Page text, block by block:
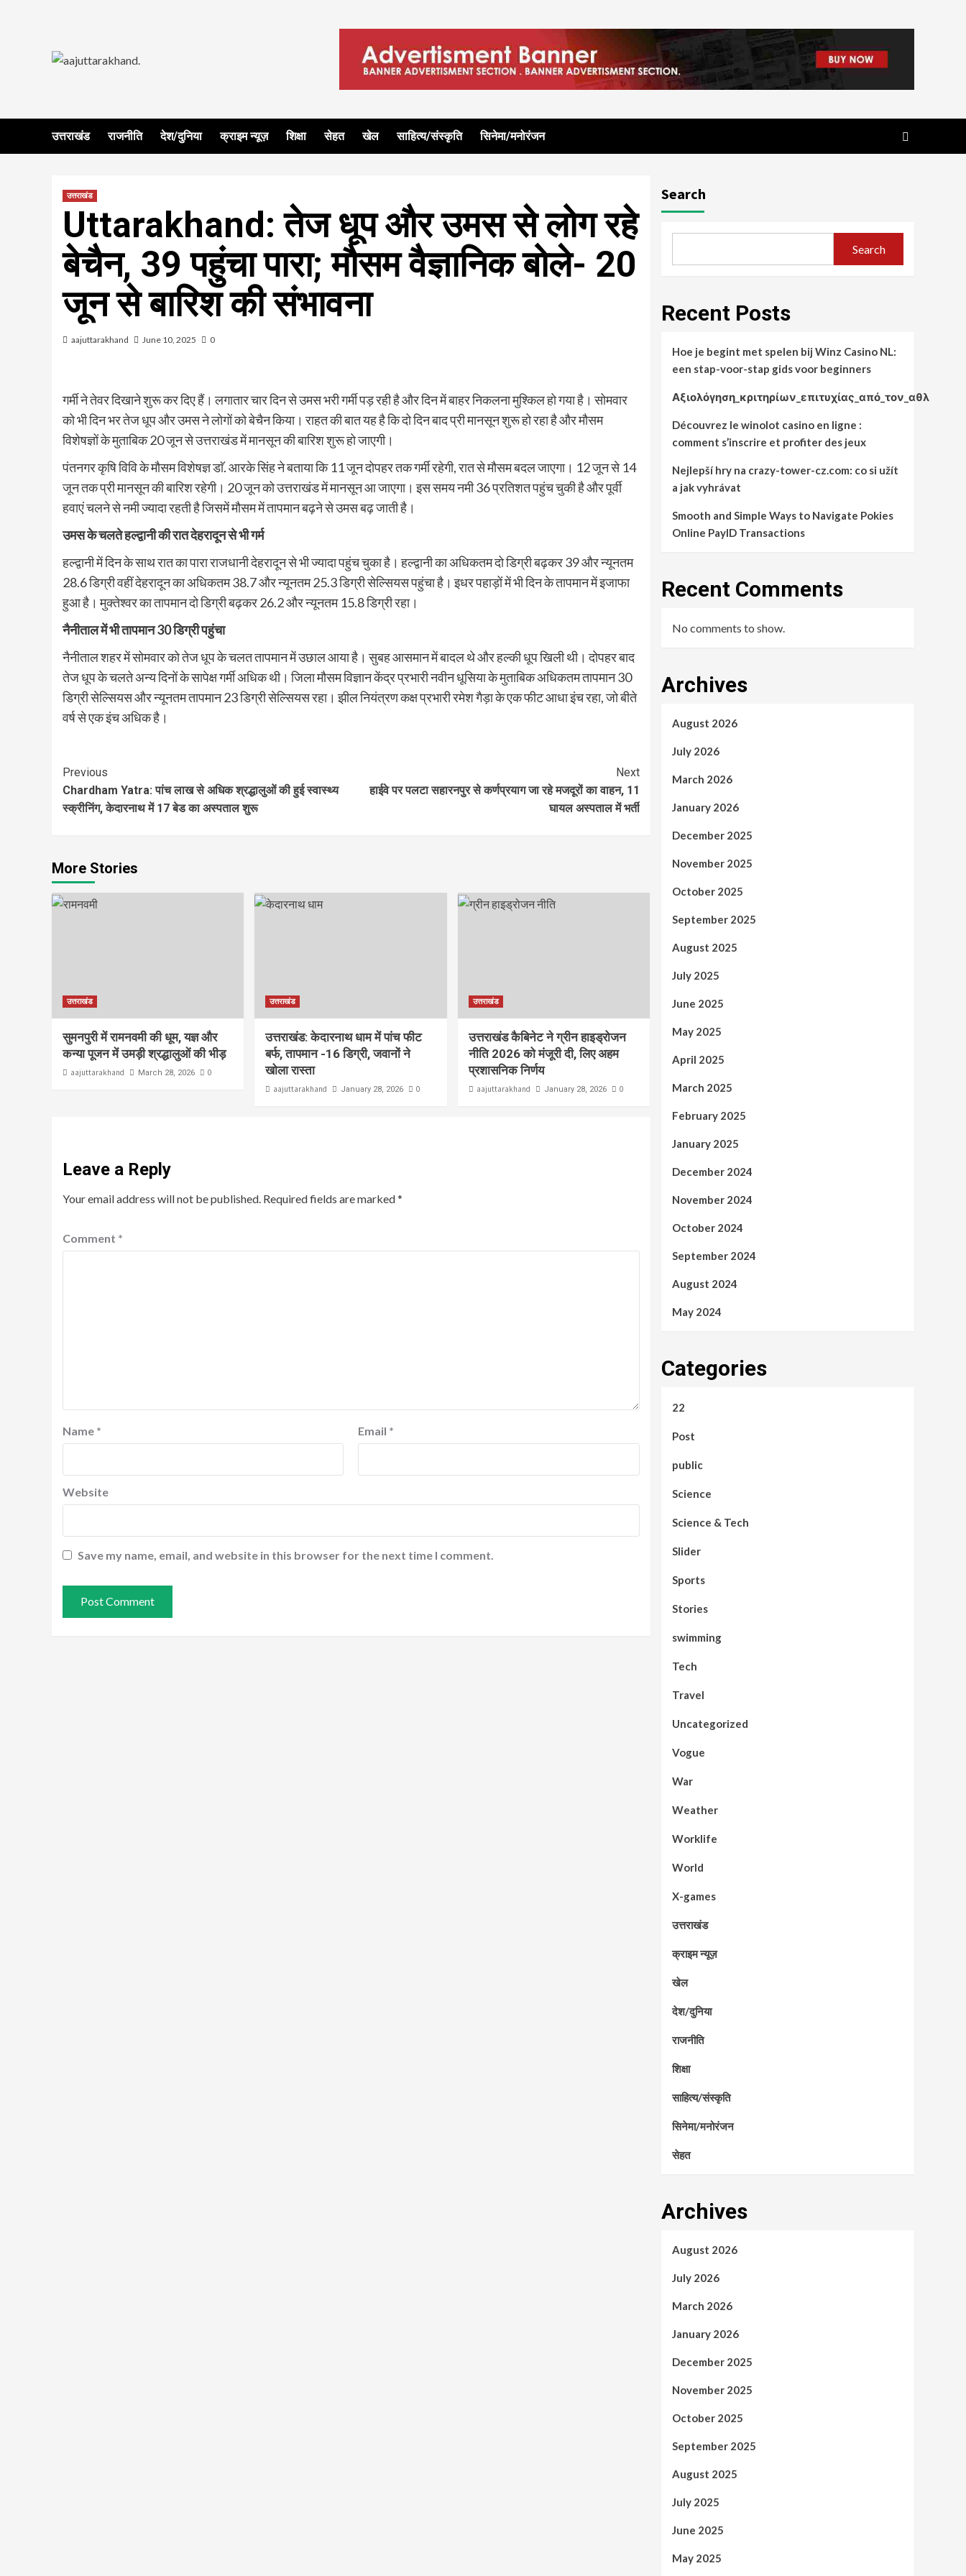
उत्तराखंड राजनीति देश/दुनिया क्राइम न्यूज़ शिक्षा सेहत खेल साहित्य/संस्कृति सिनेमा/मनोरंजन
उत्तराखंड
Uttarakhand: तेज धूप और उमस से लोग रहे
बेचैन, 39 पहुंचा पारा; मौसम वैज्ञानिक बोले- 20
जून से बारिश की संभावना
aajuttarakhand June 10, 2025 0
गर्मी ने तेवर दिखाने शुरू कर दिए हैं। लगातार चार दिन से उमस भरी गर्मी पड़ रही है और दिन में बाहर निकलना मुश्किल हो गया है। सोमवार
को भी दिन भर तेज धूप और उमस ने लोगों को बेचैन किया। राहत की बात यह है कि दो दिन बाद प्री मानसून शुरू हो रहा है और मौसम
विशेषज्ञों के मुताबिक 20 जून से उत्तराखंड में मानसून की बारिश शुरू हो जाएगी।
पंतनगर कृषि विवि के मौसम विशेषज्ञ डाॅ. आरके सिंह ने बताया कि 11 जून दोपहर तक गर्मी रहेगी, रात से मौसम बदल जाएगा। 12 जून से 14
जून तक प्री मानसून की बारिश रहेगी। 20 जून को उत्तराखंड में मानसून आ जाएगा। इस समय नमी 36 प्रतिशत पहुंच चुकी है और पूर्वी
हवाएं चलने से नमी ज्यादा रहती है जिसमें मौसम में तापमान बढ़ने से उमस बढ़ जाती है।
उमस के चलते हल्द्वानी की रात देहरादून से भी गर्म
हल्द्वानी में दिन के साथ रात का पारा राजधानी देहरादून से भी ज्यादा पहुंच चुका है। हल्द्वानी का अधिकतम दो डिग्री बढ़कर 39 और न्यूनतम
28.6 डिग्री वहीं देहरादून का अधिकतम 38.7 और न्यूनतम 25.3 डिग्री सेल्सियस पहुंचा है। इधर पहाड़ों में भी दिन के तापमान में इजाफा
हुआ है। मुक्तेश्वर का तापमान दो डिग्री बढ़कर 26.2 और न्यूनतम 15.8 डिग्री रहा।
नैनीताल में भी तापमान 30डिग्री पहुंचा
नैनीताल शहर में सोमवार को तेज धूप के चलत तापमान में उछाल आया है। सुबह आसमान में बादल थे और हल्की धूप खिली थी। दोपहर बाद
तेज धूप के चलते अन्य दिनों के सापेक्ष गर्मी अधिक थी। जिला मौसम विज्ञान केंद्र प्रभारी नवीन धूसिया के मुताबिक अधिकतम तापमान 30
डिग्री सेल्सियस और न्यूनतम तापमान 23 डिग्री सेल्सियस रहा। झील नियंत्रण कक्ष प्रभारी रमेश गैड़ा के एक फीट आधा इंच रहा, जो बीते
वर्ष से एक इंच अधिक है।
Continue
Reading
Previous
Chardham Yatra: पांच लाख से अधिक श्रद्धालुओं की हुई स्वास्थ्य
स्क्रीनिंग, केदारनाथ में 17 बेड का अस्पताल शुरू
Next
हाईवे पर पलटा सहारनपुर से कर्णप्रयाग जा रहे मजदूरों का वाहन, 11
घायल अस्पताल में भर्ती
More Stories
उत्तराखंड
सुमनपुरी में रामनवमी की धूम, यज्ञ और
कन्या पूजन में उमड़ी श्रद्धालुओं की भीड़
aajuttarakhand March 28, 2026 0
उत्तराखंड
उत्तराखंड: केदारनाथ धाम में पांच फीट
बर्फ, तापमान -16 डिग्री, जवानों ने
खोला रास्ता
aajuttarakhand January 28, 2026 0
उत्तराखंड
उत्तराखंड कैबिनेट ने ग्रीन हाइड्रोजन
नीति 2026 को मंजूरी दी, लिए अहम
प्रशासनिक निर्णय
aajuttarakhand January 28, 2026 0
Leave a Reply
Your email address will not be published. Required fields are marked*
Comment *
Name * Email *
Website
Save my name, email, and website in this browser for the next time I comment.
Search
Search
Recent Posts
Hoe je begint met spelen bij Winz Casino NL:
een stap-voor-stap gids voor beginners
Αξιολόγηση_κριτηρίων_επιτυχίας_από_τον_αθλ
Découvrez le winolot casino en ligne :
comment s’inscrire et profiter des jeux
Nejlepší hry na crazy-tower-cz.com: co si užít
a jak vyhrávat
Smooth and Simple Ways to Navigate Pokies
Online PayID Transactions
Recent Comments
No comments to show.
Archives
August 2026
July 2026
March 2026
January 2026
December 2025
November 2025
October 2025
September 2025
August 2025
July 2025
June 2025
May 2025
April 2025
March 2025
February 2025
January 2025
December 2024
November 2024
October 2024
September 2024
August 2024
May 2024
Categories
22
Post
public
Science
Science & Tech
Slider
Sports
Stories
swimming
Tech
Travel
Uncategorized
Vogue
War
Weather
Worklife
World
X-games
उत्तराखंड
क्राइम न्यूज़
खेल
देश/दुनिया
राजनीति
शिक्षा
साहित्य/संस्कृति
सिनेमा/मनोरंजन
सेहत
Archives
August 2026
July 2026
March 2026
January 2026
December 2025
November 2025
October 2025
September 2025
August 2025
July 2025
June 2025
May 2025